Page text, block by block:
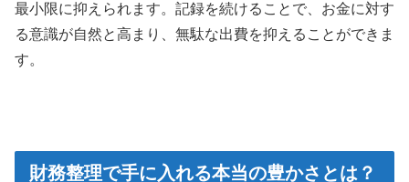
最小限に抑えられます。記録を続けることで、お金に対す
る意識が自然と高まり、無駄な出費を抑えることができま
す。
財務整理で手に入れる本当の豊かさとは？